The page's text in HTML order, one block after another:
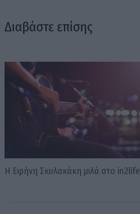
Διαβάστε επίσης
Η Ειρήνη Σκυλακάκη μιλά στο in2life